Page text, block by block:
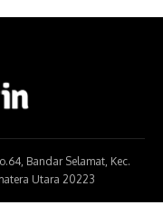
Bandar Selamat, Kec.
Utara 20223